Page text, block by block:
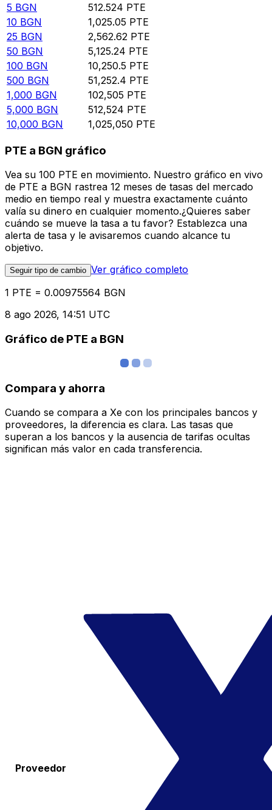
5 BGN 512.524 PTE
10 BGN 1,025.05 PTE
25 BGN 2,562.62 PTE
50 BGN 5,125.24 PTE
100 BGN 10,250.5 PTE
500 BGN 51,252.4 PTE
1,000 BGN 102,505 PTE
5,000 BGN 512,524 PTE
10,000 BGN 1,025,050 PTE
PTE a BGN gráfico
Vea su 100 PTE en movimiento. Nuestro gráfico en vivo
de PTE a BGN rastrea 12 meses de tasas del mercado
medio en tiempo real y muestra exactamente cuánto
valía su dinero en cualquier momento.¿Quieres saber
cuándo se mueve la tasa a tu favor? Establezca una
alerta de tasa y le avisaremos cuando alcance tu
objetivo.
Seguir tipo de cambio Ver gráfico completo
1 PTE = 0.00975564 BGN
8 ago 2026, 14:51 UTC
Gráfico de PTE a BGN
Compara y ahorra
Cuando se compara a Xe con los principales bancos y
proveedores, la diferencia es clara. Las tasas que
superan a los bancos y la ausencia de tarifas ocultas
significan más valor en cada transferencia.
Proveedor